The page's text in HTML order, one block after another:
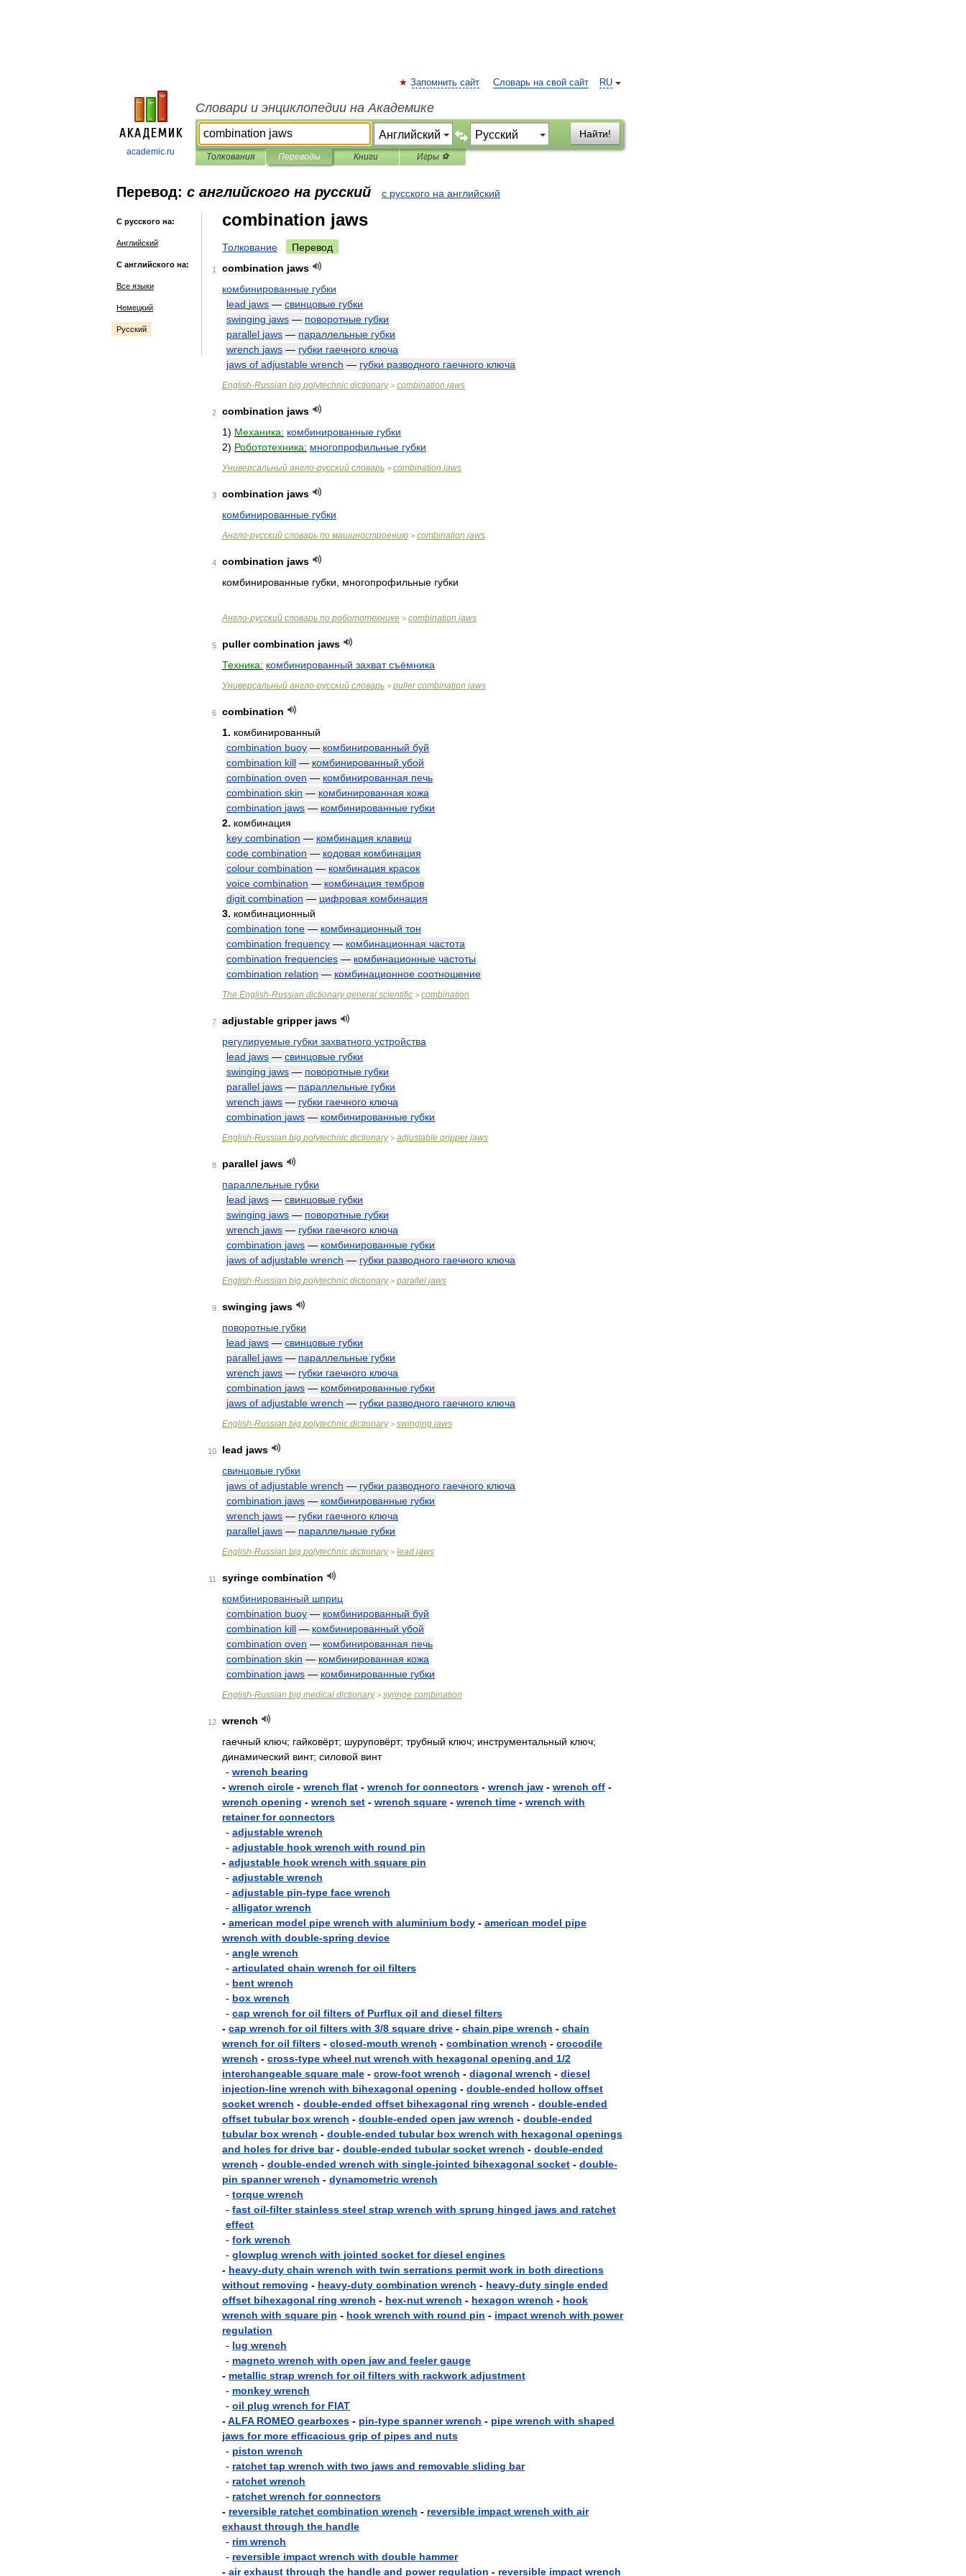
academic.ru
RU
Запомнить сайт Словарь на свой сайт
Словари и энциклопедии на Академике
Найти!
Толкования Переводы Книги Игры ⚽
Перевод: с английского на русский с русского на английский
С русского на:
Английский
С английского на:
Все языки
Немецкий
Русский
combination jaws
Толкование Перевод
1 combination jaws
комбинированные губки
lead jaws — свинцовые губки
swinging jaws — поворотные губки
parallel jaws — параллельные губки
wrench jaws — губки гаечного ключа
jaws of adjustable wrench — губки разводного гаечного ключа
English-Russian big polytechnic dictionary> combination jaws
2 combination jaws
1) Механика: комбинированные губки
2) Робототехника: многопрофильные губки
Универсальный англо-русский словарь > combination jaws
3 combination jaws
комбинированные губки
Англо-русский словарь по машиностроению > combination jaws
4 combination jaws
комбинированные губки многопрофильные губки
Англо-русский словарь по робототехнике > combination jaws
5 puller combination jaws
Техника: комбинированный захват съёмника
Универсальный англо-русский словарь > puller combination jaws
6
combination
1. комбинированный
combination buoy — комбинированный буй
combination kill — комбинированный убой
combination oven — комбинированная печь
combination skin — комбинированная кожа
combination jaws — комбинированные губки
2. комбинация
key combination — комбинация клавиш
code combination — кодовая комбинация
colour combination — комбинация красок
voice combination — комбинация тембров
digit combination — цифровая комбинация
3. комбинационный
combination tone — комбинационный тон
combination frequency — комбинационная частота
combination frequencies — комбинационные частоты
combination relation — комбинационное соотношение
The English-Russian dictionary general scientific > combination
7 adjustable gripper jaws
регулируемые губки захватного устройства
lead jaws — свинцовые губки
swinging jaws — поворотные губки
parallel jaws — параллельные губки
wrench jaws — губки гаечного ключа
combination jaws — комбинированные губки
English-Russian big polytechnic dictionary> adjustable gripper jaws
8 parallel jaws
параллельные губки
lead jaws — свинцовые губки
swinging jaws — поворотные губки
wrench jaws — губки гаечного ключа
combination jaws — комбинированные губки
jaws of adjustable wrench — губки разводного гаечного ключа
English-Russian big polytechnic dictionary> parallel jaws
9 swinging jaws
поворотные губки
lead jaws — свинцовые губки
parallel jaws — параллельные губки
wrench jaws — губки гаечного ключа
combination jaws — комбинированные губки
jaws of adjustable wrench — губки разводного гаечного ключа
English-Russian big polytechnic dictionary> swinging jaws
10 lead jaws
свинцовые губки
jaws of adjustable wrench — губки разводного гаечного ключа
combination jaws — комбинированные губки
wrench jaws — губки гаечного ключа
parallel jaws — параллельные губки
English-Russian big polytechnic dictionary> lead jaws
11 syringe combination
комбинированный шприц
combination buoy — комбинированный буй
combination kill — комбинированный убой
combination oven — комбинированная печь
combination skin — комбинированная кожа
combination jaws — комбинированные губки
English-Russian big medical dictionary> syringe combination
12
wrench
гаечный ключ; гайковёрт; шуруповёрт; трубный ключ; инструментальный ключ;
динамический винт; силовой винт
- wrench bearing
- wrench circle - wrench flat - wrench for connectors - wrench jaw - wrench off -
wrench opening - wrench set - wrench square - wrench time - wrench with
retainer for connectors
- adjustable wrench
- adjustable hook wrench with round pin
- adjustable hook wrench with square pin
- adjustable wrench
- adjustable pin-type face wrench
- alligator wrench
- american model pipe wrench with aluminium body - american model pipe
wrench with double-spring device
- angle wrench
- articulated chain wrench for oil filters
- bent wrench
- box wrench
- cap wrench for oil filters of Purflux oil and diesel filters
- cap wrench for oil filters with 3/8 square drive - chain pipe wrench - chain
wrench for oil filters - closed-mouth wrench - combination wrench - crocodile
wrench - cross-type wheel nut wrench with hexagonal opening and 1/2
interchangeable square male - crow-foot wrench - diagonal wrench - diesel
injection-line wrench with bihexagonal opening - double-ended hollow offset
socket wrench - double-ended offset bihexagonal ring wrench - double-ended
offset tubular box wrench - double-ended open jaw wrench - double-ended
tubular box wrench - double-ended tubular box wrench with hexagonal openings
and holes for drive bar- double-ended tubular socket wrench - double-ended
wrench - double-ended wrench with single-jointed bihexagonal socket - double-
pin spanner wrench - dynamometric wrench
- torque wrench
- fast oil-filter stainless steel strap wrench with sprung hinged jaws and ratchet
effect
- fork wrench
- glowplug wrench with jointed socket for diesel engines
- heavy-duty chain wrench with twin serrations permit work in both directions
without removing - heavy-duty combination wrench - heavy-duty single ended
offset bihexagonal ring wrench - hex-nut wrench - hexagon wrench - hook
wrench with square pin - hook wrench with round pin - impact wrench with power
regulation
- lug wrench
- magneto wrench with open jaw and feeler gauge
- metallic strap wrench for oil filters with rackwork adjustment
- monkey wrench
- oil plug wrench for FIAT
-ALFA ROMEO gearboxes - pin-type spanner wrench - pipe wrench with shaped
jaws for more efficacious grip of pipes and nuts
- piston wrench
- ratchet tap wrench with two jaws and removable sliding bar
- ratchet wrench
- ratchet wrench for connectors
- reversible ratchet combination wrench - reversible impact wrench with air
exhaust through the handle
- rim wrench
- reversible impact wrench with double hammer
- air exhaust through the handle and power regulation - reversible impact wrench